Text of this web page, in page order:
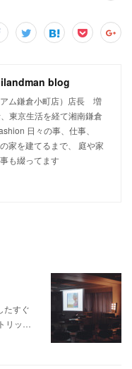
blog
ム鎌倉小町店）店長 増
東京生活を経て湘南鎌倉
日々の事、仕事、
家を建てるまで、 庭や家
も綴ってます
たすぐ
リッ…